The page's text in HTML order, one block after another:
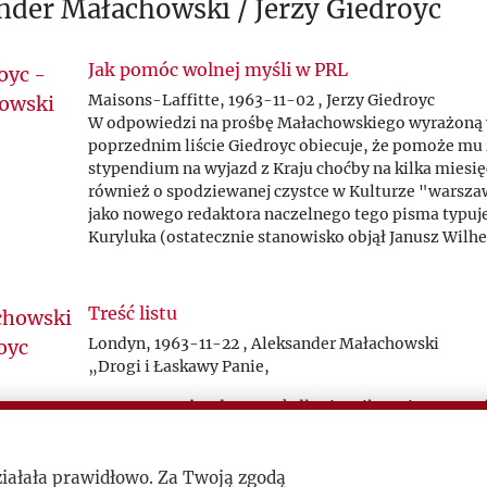
Małachowski / Jerzy Giedroyc
Jak pomóc wolnej myśli w PRL
Maisons-Laffitte, 1963-11-02 , Jerzy Giedroyc
W odpowiedzi na prośbę Małachowskiego wyrażoną
poprzednim liście Giedroyc obiecuje, że pomoże mu
stypendium na wyjazd z Kraju choćby na kilka
również o spodziewanej czystce w Kulturze
jako nowego redaktora naczelnego tego pisma
Kuryluka (ostatecznie stanowisko objął Janusz
Treść listu
Londyn, 1963-11-22 , Aleksander Małachowski
„Drogi i Łaskawy Panie,
przepraszam bardzo za tak długie milczenie,
tarapaty osobiste i już byłem jedną nogą w Polsce,
prawidłowo. Za Twoją zgodą